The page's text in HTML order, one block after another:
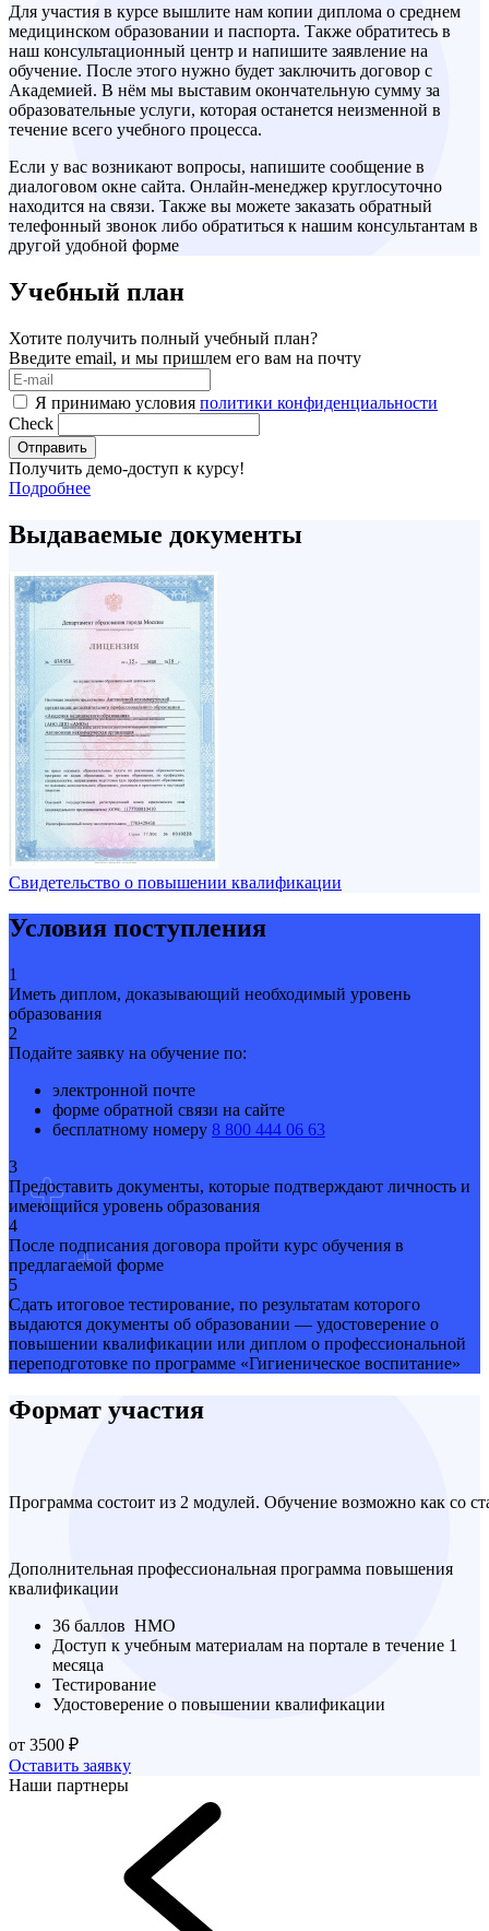
Для участия в курсе вышлите нам копии диплома о среднем
медицинском образовании и паспорта. Также обратитесь в
наш консультационный центр и напишите заявление на
обучение. После этого нужно будет заключить договор с
Академией. В нём мы выставим окончательную сумму за
образовательные услуги, которая останется неизменной в
течение всего учебного процесса.
Если у вас возникают вопросы, напишите сообщение в
диалоговом окне сайта. Онлайн-менеджер круглосуточно
находится на связи. Также вы можете заказать обратный
телефонный звонок либо обратиться к нашим консультантам в
другой удобной форме
Учебный план
Хотите получить полный учебный план?
Введите email, и мы пришлем его вам на почту
Я принимаю условия политики конфиденциальности
Check
Отправить
Получить демо-доступ к курсу!
Подробнее
Выдаваемые документы
Свидетельство о повышении квалификации
Условия поступления
1
Иметь диплом, доказывающий необходимый уровень
образования
2
Подайте заявку на обучение по:
электронной почте
форме обратной связи на сайте
бесплатному номеру 8 800 444 06 63
3
Предоставить документы, которые подтверждают личность и
имеющийся уровень образования
4
После подписания договора пройти курс обучения в
предлагаемой форме
5
Сдать итоговое тестирование, по результатам которого
выдаются документы об образовании — удостоверение о
повышении квалификации или диплом о профессиональной
переподготовке по программе «Гигиеническое воспитание»
Формат участия
Программа состоит из 2 модулей. Обучение возможно как со
Дополнительная профессиональная программа повышения
квалификации
36 баллов НМО
Доступ к учебным материалам на портале в течение 1
месяца
Тестирование
Удостоверение о повышении квалификации
от 3500 ₽
Оставить заявку
Наши партнеры